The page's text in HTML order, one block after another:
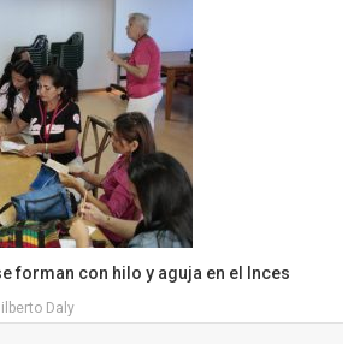
forman con hilo y aguja en el Inces
Daly